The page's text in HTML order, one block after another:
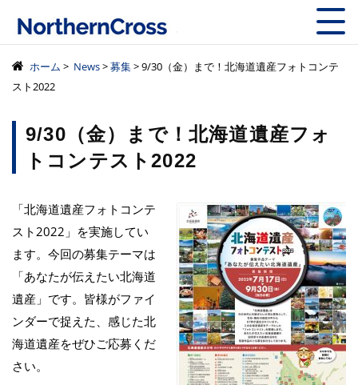
株式会社ノーザン
ホーム > News>募集> 9/30（金）まで！北海道遺産フォトコンテ
スト2022
9/30（金）まで！北海道遺産フォ
トコンテスト2022
「北海道遺産フォトコンテ
スト2022」を実施してい
ます。今回の募集テーマは
「あなたが伝えたい北海道
遺産」です。皆様がファイ
ンダーで捉えた、感じた北
海道遺産をぜひご応募くだ
さい。